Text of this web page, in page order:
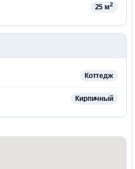
25 м2
Коттедж
Кирпичный